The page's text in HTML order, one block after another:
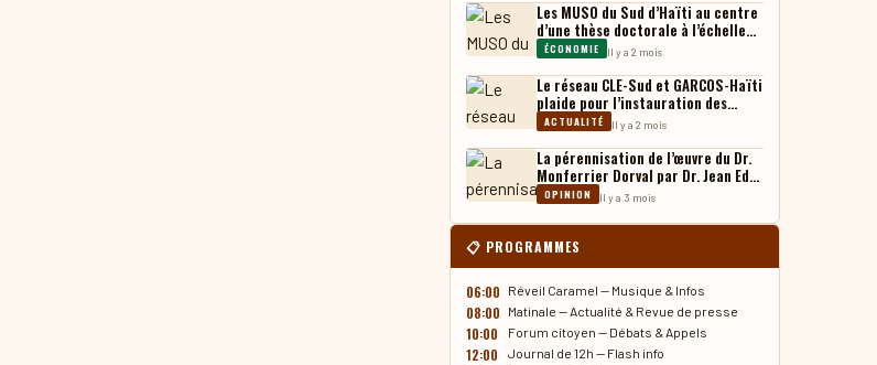
Les MUSO du Sud d’Haïti au centre
d’une thèse doctorale à l’échelle
internationale
ÉCONOMIE Il y a 2 mois
Le réseau CLE-Sud et GARCOS-Haïti
plaide pour l’instauration des
tribunaux administratifs en Haïti
ACTUALITÉ Il y a 2 mois
La pérennisation de l’œuvre du Dr.
Monferrier Dorval par Dr. Jean Eddy
Saint Paul
OPINION Il y a 3 mois
📋 PROGRAMMES
06:00 Réveil Caramel — Musique & Infos
08:00 Matinale — Actualité & Revue de presse
10:00 Forum citoyen — Débats & Appels
12:00 Journal de 12h — Flash info